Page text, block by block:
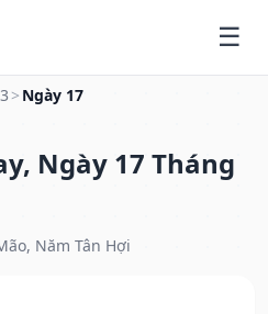
> Ngày 17
Ngày 17 Tháng
Năm Tân Hợi